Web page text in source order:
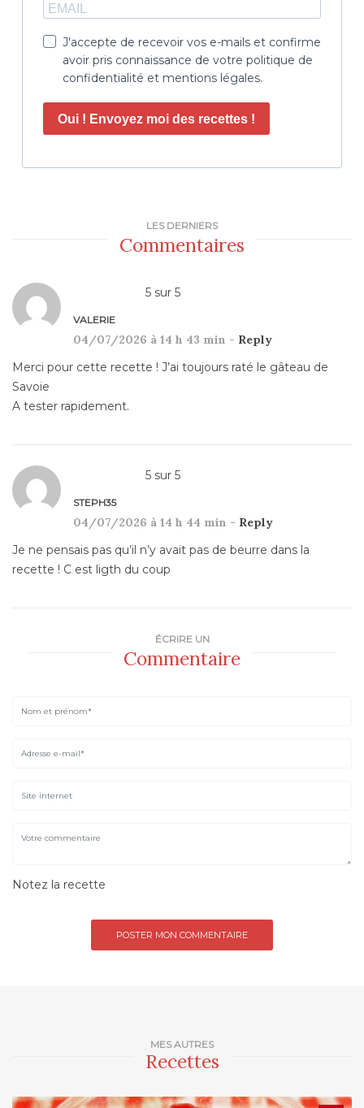
J'accepte de recevoir vos e-mails et confirme
avoir pris connaissance de votre politique de
confidentialité et mentions légales.
Oui ! Envoyez moi des recettes !
MES AUTRES
Recettes
LES DERNIERS
Commentaires
5 sur 5
VALERIE
04/07/2026 à 14 h 43 min - Reply
Merci pour cette recette ! J’ai toujours raté le gâteau de
Savoie
A tester rapidement.
5 sur 5
STEPH35
04/07/2026 à 14 h 44 min - Reply
Je ne pensais pas qu’il n’y avait pas de beurre dans la
recette ! C est ligth du coup
ÉCRIRE UN
Commentaire
Notez la recette